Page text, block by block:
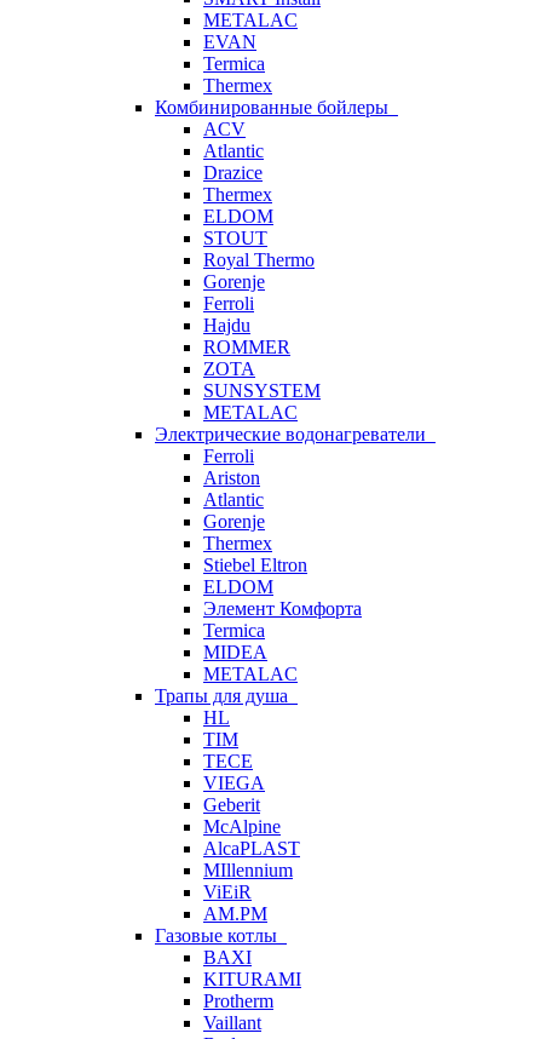
METALAC
EVAN
Termica
Thermex
Комбинированные бойлеры
ACV
Atlantic
Drazice
Thermex
ELDOM
STOUT
Royal Thermo
Gorenje
Ferroli
Hajdu
ROMMER
ZOTA
SUNSYSTEM
METALAC
Электрические водонагреватели
Ferroli
Ariston
Atlantic
Gorenje
Thermex
Stiebel Eltron
ELDOM
Элемент Комфорта
Termica
MIDEA
METALAC
Трапы для душа
HL
TIM
TECE
VIEGA
Geberit
McAlpine
AlcaPLAST
MIllennium
ViEiR
AM.PM
Газовые котлы
BAXI
KITURAMI
Protherm
Vaillant